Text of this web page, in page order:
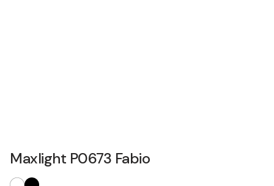
Maxlight P0673 Fabio